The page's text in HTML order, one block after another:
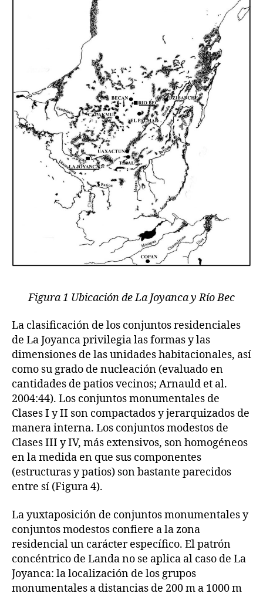
Figura 1 Ubicación de La Joyanca y Río Bec
La clasificación de los conjuntos residenciales
de La Joyanca privilegia las formas y las
dimensiones de las unidades habitacionales, así
como su grado de nucleación (evaluado en
cantidades de patios vecinos; Arnauld et al.
2004:44). Los conjuntos monumentales de
Clases I y II son compactados y jerarquizados de
manera interna. Los conjuntos modestos de
Clases III y IV, más extensivos, son homogéneos
en la medida en que sus componentes
(estructuras y patios) son bastante parecidos
entre sí (Figura 4).
La yuxtaposición de conjuntos monumentales y
conjuntos modestos confiere a la zona
residencial un carácter específico. El patrón
concéntrico de Landa no se aplica al caso de La
Joyanca: la localización de los grupos
monumentales a distancias de 200 m a 1000 m